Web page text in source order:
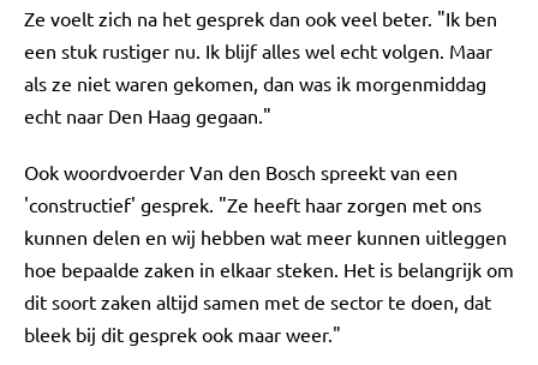
Ze voelt zich na het gesprek dan ook veel beter. "Ik ben
een stuk rustiger nu. Ik blijf alles wel echt volgen. Maar
als ze niet waren gekomen, dan was ik morgenmiddag
echt naar Den Haag gegaan."
Ook woordvoerder Van den Bosch spreekt van een
'constructief' gesprek. "Ze heeft haar zorgen met ons
kunnen delen en wij hebben wat meer kunnen uitleggen
hoe bepaalde zaken in elkaar steken. Het is belangrijk om
dit soort zaken altijd samen met de sector te doen, dat
bleek bij dit gesprek ook maar weer."